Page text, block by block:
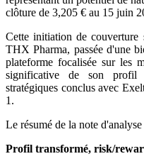
clôture de 3,205 € au 15 juin
Cette initiation de couverture
THX Pharma, passée d'une
plateforme focalisée sur les
significative de son profil
stratégiques conclus avec
1.
Le résumé de la note
Profil transformé, risk/